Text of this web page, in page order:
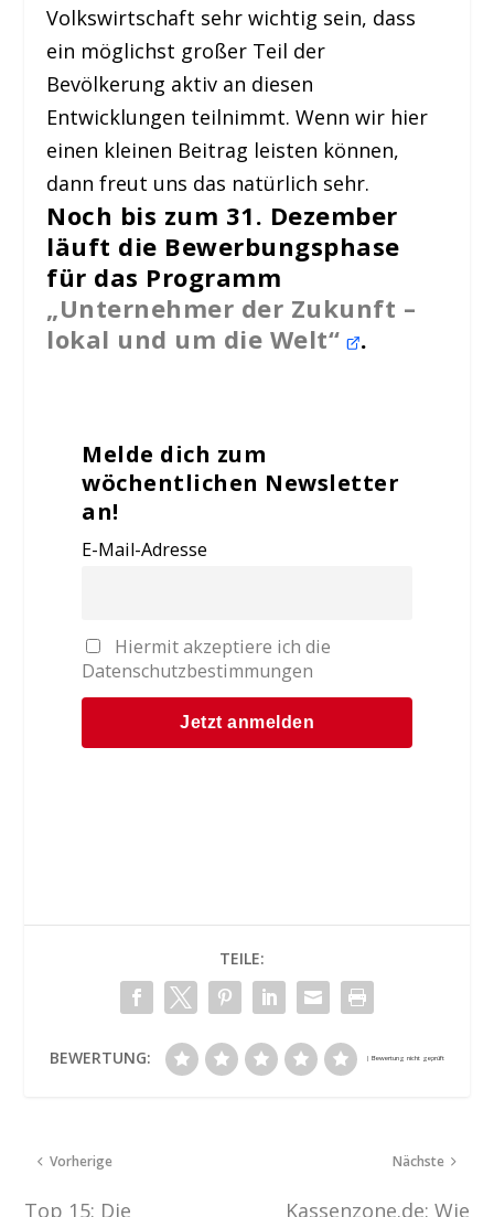
Volkswirtschaft sehr wichtig sein, dass
ein möglichst großer Teil der
Bevölkerung aktiv an diesen
Entwicklungen teilnimmt. Wenn wir hier
einen kleinen Beitrag leisten können,
dann freut uns das natürlich sehr.
Noch bis zum 31. Dezember
läuft die Bewerbungsphase
für das Programm
„Unternehmer der Zukunft –
lokal und um die Welt“ .
Melde dich zum
wöchentlichen Newsletter
an!
E-Mail-Adresse
Hiermit akzeptiere ich die
Datenschutzbestimmungen
TEILE:
BEWERTUNG:
Vorherige
Top 15: Die
Nächste
Kassenzone.de: Wie